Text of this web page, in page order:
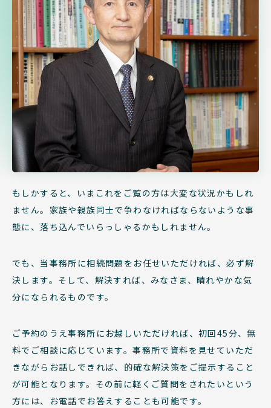
もしかすると、いまこれをご覧の方は大変な状況かもしれ
ません。家族や親族同士で争わなければならないような事
態に、落ち込んでいらっしゃるかもしれません。
でも、当事務所に相続問題をお任せいただければ、必ず解
決します。そして、解決すれば、みなさま、晴れやかな気
分になられるものです。
ご予約のうえ事務所にお越しいただければ、初回45分、無
料でご相談に応じています。事務所で資料を見せていただ
きながらお話しできれば、的確な解決策をご提示すること
が可能となります。その前に軽くご質問をされたいという
方には、お電話でお答えすることも可能です。